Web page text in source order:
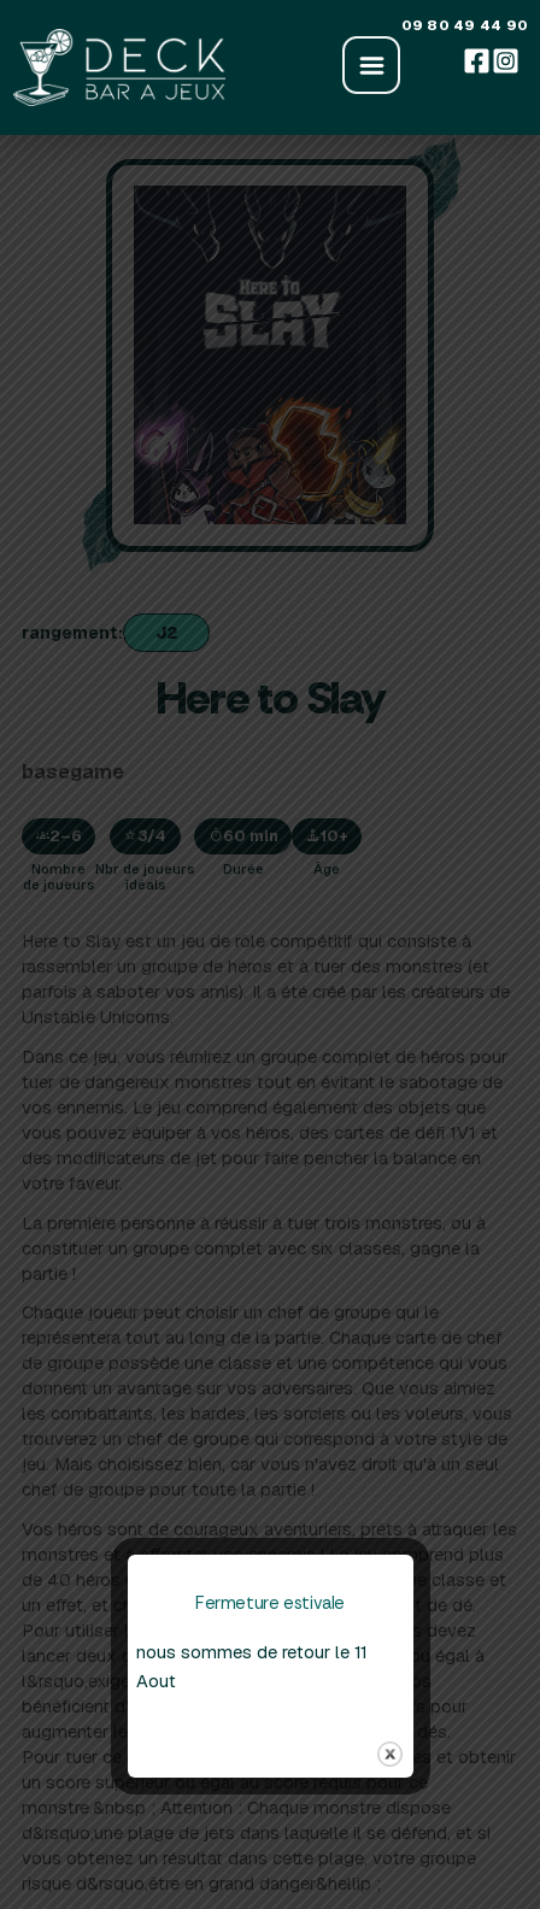
contenu
09 80 49 44 90
J2
rangement
Here to Slay
basegame
2–6
Nombre
de joueurs
3/4
Nbr de joueurs
idéals
60 min
Durée
10+
Âge
Here to Slay est un jeu de rôle compétitif qui consiste à
rassembler un groupe de héros et à tuer des monstres (et
parfois à saboter vos amis). Il a été créé par les créateurs de
Unstable Unicorns.
Dans ce jeu, vous réunirez un groupe complet de héros pour
tuer de dangereux monstres tout en évitant le sabotage de
vos ennemis. Le jeu comprend également des objets que
vous pouvez équiper à vos héros, des cartes de défi 1V1 et
des modificateurs de jet pour faire pencher la balance en
votre faveur.
La première personne à réussir à tuer trois monstres, ou à
constituer un groupe complet avec six classes, gagne la
partie !
Chaque joueur peut choisir un chef de groupe qui le
représentera tout au long de la partie. Chaque carte de chef
de groupe possède une classe et une compétence qui vous
donnent un avantage sur vos adversaires. Que vous aimiez
les combattants, les bardes, les sorciers ou les voleurs, vous
trouverez un chef de groupe qui correspond à votre style de
jeu. Mais choisissez bien, car vous n'avez droit qu'à un seul
chef de groupe pour toute la partie !
Vos héros sont de courageux aventuriers, prêts à attaquer les
monstres et à affronter vos ennemis ! Le jeu comprend plus
de 40 héros uniques. Chaque carte de héros a une classe et
un effet, et chaque effet de héros nécessite un jet de dé.
Pour utiliser l&rsquo,effet d&rsquo,un héros, vous devez
lancer deux dés et obtenir un résultat supérieur ou égal à
l&rsquo,exigence du jet de l&rsquo,effet. Les héros
bénéficient d'objets, de magie et de modificateurs pour
augmenter leurs chances de réussir leurs jets de dés.
Pour tuer ce monstre, vous devez lancer deux dés et obtenir
un score supérieur ou égal au score requis pour ce
monstre.&nbsp ; Attention : Chaque monstre dispose
d&rsquo,une plage de jets dans laquelle il se défend, et si
vous obtenez un résultat dans cette plage, votre groupe
risque d&rsquo,être en grand danger&hellip ;
Fermeture estivale
nous sommes de retour le 11
Aout